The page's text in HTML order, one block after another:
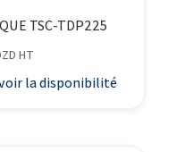
TSC-TDP225
HT
la disponibilité